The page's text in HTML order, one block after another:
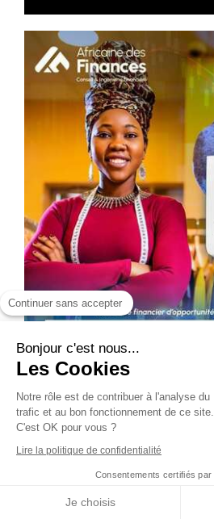
Continuer sans accepter
Bonjour c'est nous...
Les Cookies
Notre rôle est de contribuer à l'analyse du
trafic et au bon fonctionnement de ce site.
C'est OK pour vous ?
Lire la politique de confidentialité
Consentements certifiés par
Je choisis